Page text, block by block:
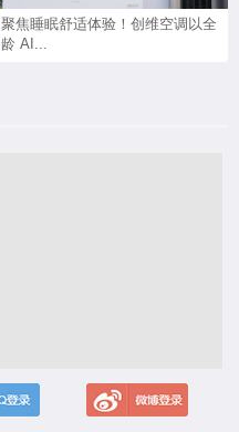
聚焦睡眠舒适体验！创维空调以全
龄 AI...